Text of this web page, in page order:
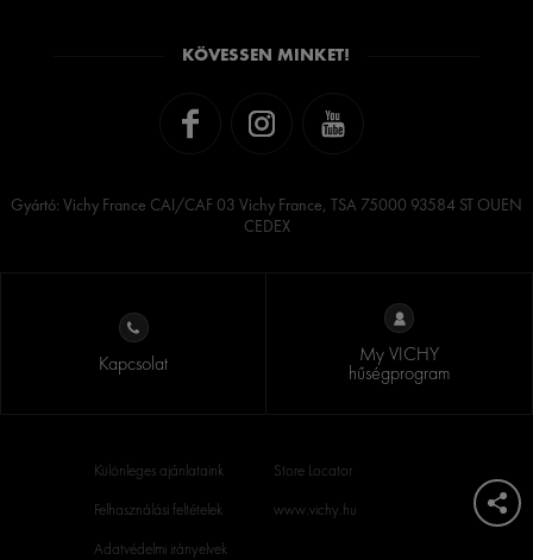
KÖVESSEN MINKET!
Gyártó: Vichy France CAI/CAF 03 Vichy France, TSA 75000 93584 ST OUEN
CEDEX
Kapcsolat My VICHY
hűségprogram
Különleges ajánlataink
Felhasználási feltételek
Adatvédelmi irányelvek
Store Locator
www.vichy.hu